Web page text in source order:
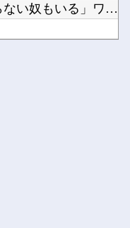
体罰肯定派「殴らないとわからない奴もいる」ワイ「いや司法や警...